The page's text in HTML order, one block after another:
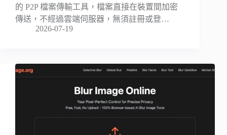
的 P2P 檔案傳輸工具，檔案直接在裝置間加密
傳送，不經過雲端伺服器，無須註冊或登…
2026-07-19